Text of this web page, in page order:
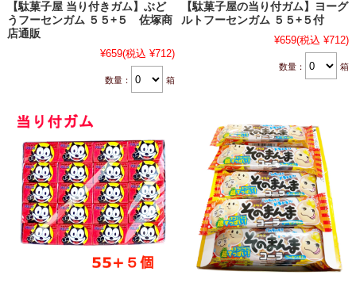
【駄菓子屋 当り付きガム】ぶど
うフーセンガム ５５+５ 佐塚商
店通販
¥659(税込 ¥712)
数量： 箱
【駄菓子屋の当り付ガム】ヨーグ
ルトフーセンガム ５５+５付
¥659(税込 ¥712)
数量： 箱